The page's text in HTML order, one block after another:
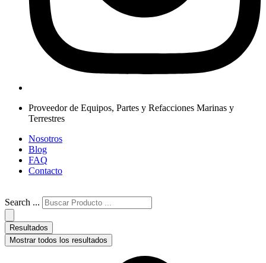
Proveedor de Equipos, Partes y Refacciones Marinas y
Terrestres
Nosotros
Blog
FAQ
Contacto
Search ...
Resultados
Mostrar todos los resultados